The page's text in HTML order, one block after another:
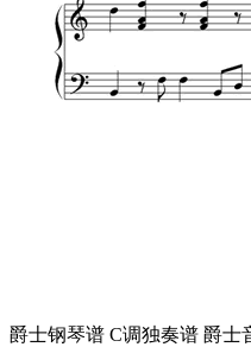
爵士钢琴谱 C调独奏谱 爵士